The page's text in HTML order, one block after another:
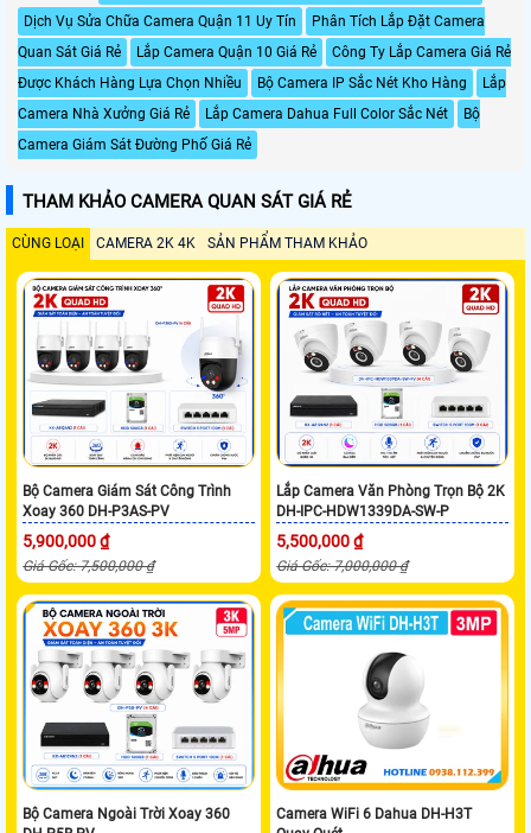
Dịch Vụ Sửa Chữa Camera Quận 11 Uy Tín
Phân Tích Lắp Đặt Camera
Quan Sát Giá Rẻ
Lắp Camera Quận 10 Giá Rẻ
Công Ty Lắp Camera Giá Rẻ
Được Khách Hàng Lựa Chọn Nhiều
Bộ Camera IP Sắc Nét Kho Hàng
Lắp
Camera Nhà Xưởng Giá Rẻ
Lắp Camera Dahua Full Color Sắc Nét
Bộ
Camera Giám Sát Đường Phố Giá Rẻ
THAM KHẢO CAMERA QUAN SÁT GIÁ RẺ
CÙNG LOẠI CAMERA 2K 4K SẢN PHẨM THAM KHẢO
Bộ Camera Giám Sát Công Trình
Xoay 360 DH-P3AS-PV
5,900,000 ₫
Giá Gốc: 7,500,000 ₫
Lắp Camera Văn Phòng Trọn Bộ 2K
DH-IPC-HDW1339DA-SW-P
5,500,000 ₫
Giá Gốc: 7,000,000 ₫
Bộ Camera Ngoài Trời Xoay 360
Camera WiFi 6 Dahua DH-H3T